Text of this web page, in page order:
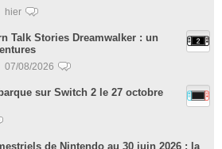
hier
Talk Stories Dreamwalker : un
07/08/2026
sur Switch 2 le 27 octobre
de Nintendo au 30 juin 2026 : la